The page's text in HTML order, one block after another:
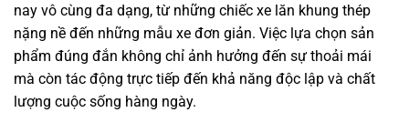
nay vô cùng đa dạng, từ những chiếc xe lăn khung thép
nặng nề đến những mẫu xe đơn giản. Việc lựa chọn sản
phẩm đúng đắn không chỉ ảnh hưởng đến sự thoải mái
mà còn tác động trực tiếp đến khả năng độc lập và chất
lượng cuộc sống hàng ngày.